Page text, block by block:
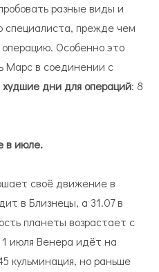
разные виды и
специалиста, прежде чем
Особенно это
Марс в соединении с
худшие дни для операций: 8
в июле.
своё движение в
в Близнецы, а 31.07 в
планеты возрастает с
1 июля Венера идёт на
кульминация, но раньше